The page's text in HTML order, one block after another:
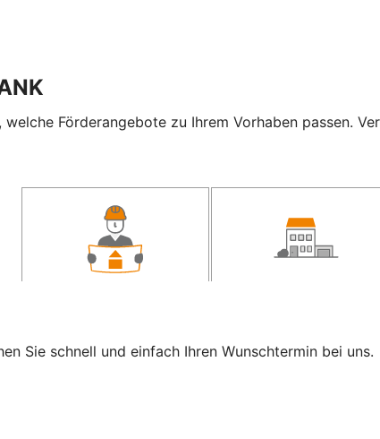
Förderangebote zu Ihrem Vorhaben passen.
Sie schnell und einfach Ihren Wunschtermin bei uns.